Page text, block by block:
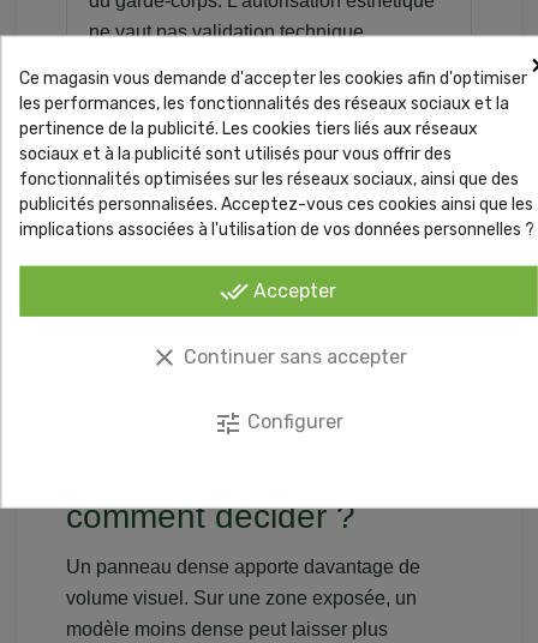
ne vaut pas validation technique.
La vidéo présente une méthode. Les fixations
comment décider ?
Un panneau dense apporte davantage de
volume visuel. Sur une zone exposée, un
modèle moins dense peut laisser plus
Ce magasin vous demande d'accepter les cookies afin d'optimiser
les performances, les fonctionnalités des réseaux sociaux et la
pertinence de la publicité. Les cookies tiers liés aux réseaux
sociaux et à la publicité sont utilisés pour vous offrir des
fonctionnalités optimisées sur les réseaux sociaux, ainsi que des
publicités personnalisées. Acceptez-vous ces cookies ainsi que les
implications associées à l'utilisation de vos données personnelles ?
done_all Accepter
clear Continuer sans accepter
tune Configurer